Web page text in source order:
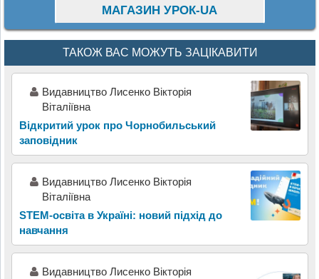
МАГАЗИН УРОК-UA
ТАКОЖ ВАС МОЖУТЬ ЗАЦІКАВИТИ
Видавництво Лисенко Вікторія
Віталіївна
Відкритий урок про Чорнобильський
заповідник
Видавництво Лисенко Вікторія
Віталіївна
STEM-освіта в Україні: новий підхід до
навчання
Видавництво Лисенко Вікторія